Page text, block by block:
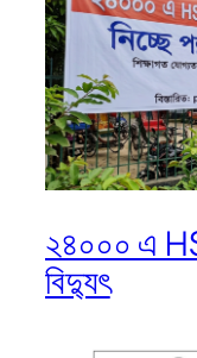
২৪০০০ এ
বিদ্যুৎ